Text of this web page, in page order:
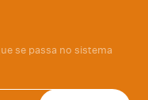
se passa no sistema